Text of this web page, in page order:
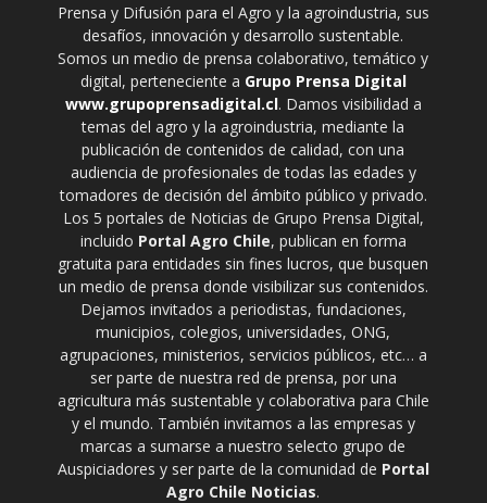
Prensa y Difusión para el Agro y la agroindustria, sus
desafíos, innovación y desarrollo sustentable.
Somos un medio de prensa colaborativo, temático y
digital, perteneciente a Grupo Prensa Digital
www.grupoprensadigital.cl. Damos visibilidad a
temas del agro y la agroindustria, mediante la
publicación de contenidos de calidad, con una
audiencia de profesionales de todas las edades y
tomadores de decisión del ámbito público y privado.
Los 5 portales de Noticias de Grupo Prensa Digital,
incluido Portal Agro Chile, publican en forma
gratuita para entidades sin fines lucros, que busquen
un medio de prensa donde visibilizar sus contenidos.
Dejamos invitados a periodistas, fundaciones,
municipios, colegios, universidades, ONG,
agrupaciones, ministerios, servicios públicos, etc… a
ser parte de nuestra red de prensa, por una
agricultura más sustentable y colaborativa para Chile
y el mundo. También invitamos a las empresas y
marcas a sumarse a nuestro selecto grupo de
Auspiciadores y ser parte de la comunidad de Portal
Agro Chile Noticias.